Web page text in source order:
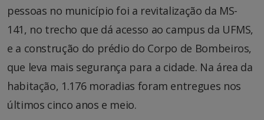
pessoas no município foi a revitalização da MS-
141, no trecho que dá acesso ao campus da UFMS,
e a construção do prédio do Corpo de Bombeiros,
que leva mais segurança para a cidade. Na área da
habitação, 1.176 moradias foram entregues nos
últimos cinco anos e meio.